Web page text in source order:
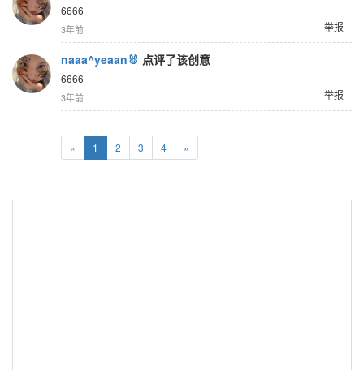
6666
举报
3年前
naaa^yeaan🐰 点评了该创意
6666
举报
3年前
« 1 2 3 4 »